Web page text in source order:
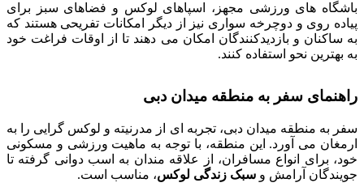
باشگاه های ورزشی مجهز، اسپاهای لوکس و فضاهای سبز برای
پیاده روی و دوچرخه سواری نیز از دیگر امکانات تفریحی هستند که
به ساکنان و بازدیدکنندگان امکان می دهند تا از اوقات فراغت خود
به بهترین نحو استفاده کنند.
راهنمای سفر به منطقه میدان دبی
سفر به منطقه میدان دبی، تجربه ای از مدرنیته و لوکس گرایی را به
ارمغان می آورد. این منطقه، با توجه به ماهیت ورزشی و مسکونی
خود، برای انواع مسافران، از علاقه مندان به اسب دوانی گرفته تا
جویندگان آرامش و سبک زندگی لوکس، مناسب است.